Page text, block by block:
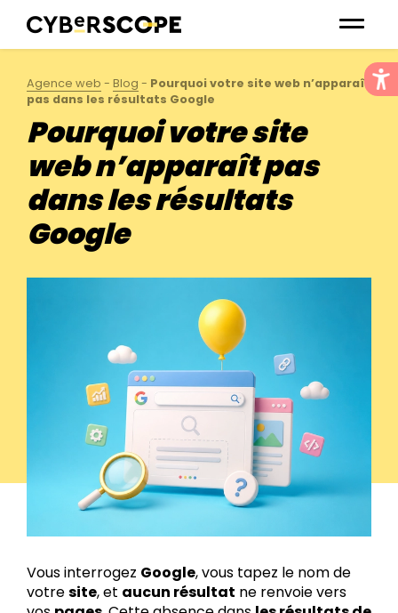
Agence web - Blog - Pourquoi votre site web n’apparaît
pas dans les résultats Google
Pourquoi votre site
web n’apparaît pas
dans les résultats
Google
Vous interrogez Google, vous tapez le nom de
votresite, et aucun résultat ne renvoie vers